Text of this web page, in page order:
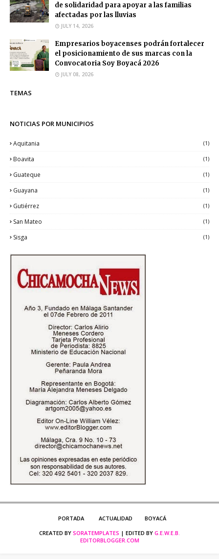
de solidaridad para apoyar a las familias
afectadas por las lluvias
JULY 14, 2026
Empresarios boyacenses podrán fortalecer
el posicionamiento de sus marcas con la
Convocatoria Soy Boyacá 2026
JULY 08, 2026
TEMAS
NOTICIAS POR MUNICIPIOS
Aquitania (1)
Boavita (1)
Guateque (1)
Guayana (1)
Gutiérrez (1)
San Mateo (1)
Sisga (1)
PORTADA ACTUALIDAD
BOYACÁ
CREATED BY SORATEMPLATES | EDITED BY G.E.W.E.B.
EDITORBLOGGER.COM